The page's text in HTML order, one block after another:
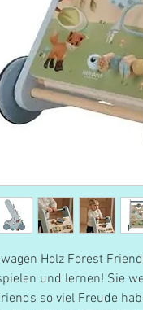
Holz Forest
und lernen! Sie
so viel Freude